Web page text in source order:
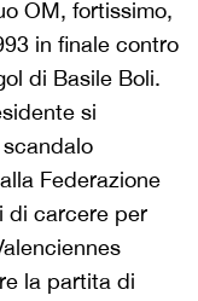
OM, fortissimo,
in finale contro
di Basile Boli.
si
Federazione
di carcere per
la partita di